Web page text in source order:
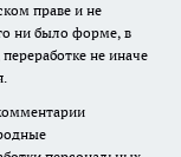
праве и не
ни было форме, в
не иначе